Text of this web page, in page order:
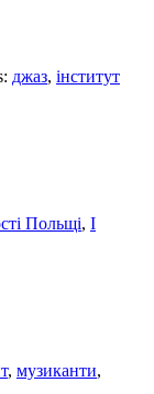
джаз, інститут
Польщі, I
, музиканти,